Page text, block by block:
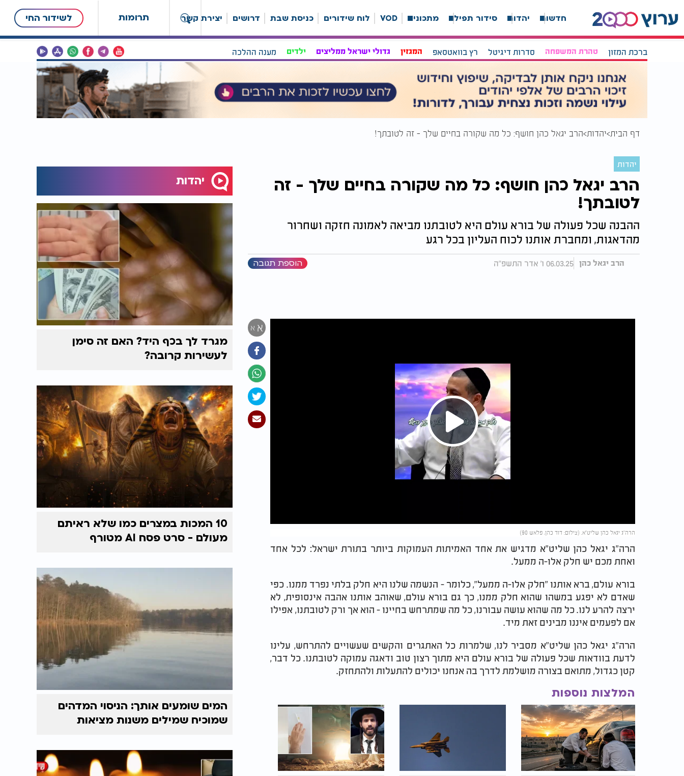
תרומות לשידור החי חדשות יהדות סידור תפילה מתכונים VOD לוח שידורים כניסת שבת דרושים יצירת קשר
ברכת המזון טהרת המשפחה סדרות דיגיטל רץ בוואטסאפ המגזין גדולי ישראל ממליצים ילדים מענה ההלכה
דף הבית יהדות הרב יגאל כהן חושף: כל מה שקורה בחיים שלך - זה לטובתך!
יהדות
הרב יגאל כהן חושף: כל מה שקורה בחיים שלך - זה
לטובתך!
ההבנה שכל פעולה של בורא עולם היא לטובתנו מביאה לאמונה חזקה ושחרור
מהדאגות, ומחברת אותנו לכוח העליון בכל רגע
הרב יגאל כהן 06.03.25 ו' אדר התשפ"ה הוספת תגובה
א א
Play
הרה"ג יגאל כהן שליט"א. (צילום: דוד כהן, פלאש 90)
הרה"ג יגאל כהן שליט"א מדגיש את אחד האמיתות העמוקות ביותר בתורת ישראל: לכל אחד
ואחת מכם יש חלק אלו-ה ממעל.
בורא עולם, ברא אותנו "חלק אלו-ה ממעל", כלומר - הנשמה שלנו היא חלק בלתי נפרד ממנו. כפי
שאדם לא יפגע במשהו שהוא חלק ממנו, כך גם בורא עולם, שאוהב אותנו אהבה אינסופית, לא
ירצה להרע לנו. כל מה שהוא עושה עבורנו, כל מה שמתרחש בחיינו - הוא אך ורק לטובתנו, אפילו
אם לפעמים איננו מבינים זאת מיד.
הרה"ג יגאל כהן שליט"א מסביר לנו, שלמרות כל האתגרים והקשים שעשויים להתרחש, עלינו
לדעת בוודאות שכל פעולה של בורא עולם היא מתוך רצון טוב ודאגה עמוקה לטובתנו. כל דבר,
קטן כגדול, מתואם בצורה מושלמת לדרך בה אנחנו יכולים להתעלות ולהתחזק.
המלצות נוספות
יהדות
מגרד לך בכף היד? האם זה סימן
לעשירות קרובה?
10 המכות במצרים כמו שלא ראיתם
מעולם - סרט פסח AI מטורף
המים שומעים אותך: הניסוי המדהים
שמוכיח שמילים משנות מציאות